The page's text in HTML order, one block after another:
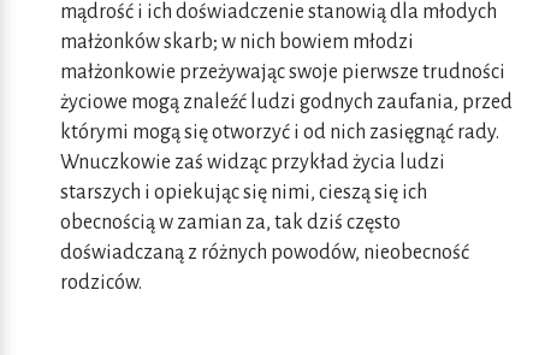
mądrość i ich doświadczenie stanowią dla młodych
małżonków skarb; w nich bowiem młodzi
małżonkowie przeżywając swoje pierwsze trudności
życiowe mogą znaleźć ludzi godnych zaufania, przed
którymi mogą się otworzyć i od nich zasięgnąć rady.
Wnuczkowie zaś widząc przykład życia ludzi
starszych i opiekując się nimi, cieszą się ich
obecnością w zamian za, tak dziś często
doświadczaną z różnych powodów, nieobecność
rodziców.